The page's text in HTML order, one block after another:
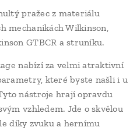
pražec z materiálu
mechanikách Wilkinson,
GTBCR a struníku.
nabízí za velmi atraktivní
které byste našli i u
nástroje hrají opravdu
vzhledem. Jde o skvělou
díky zvuku a hernímu